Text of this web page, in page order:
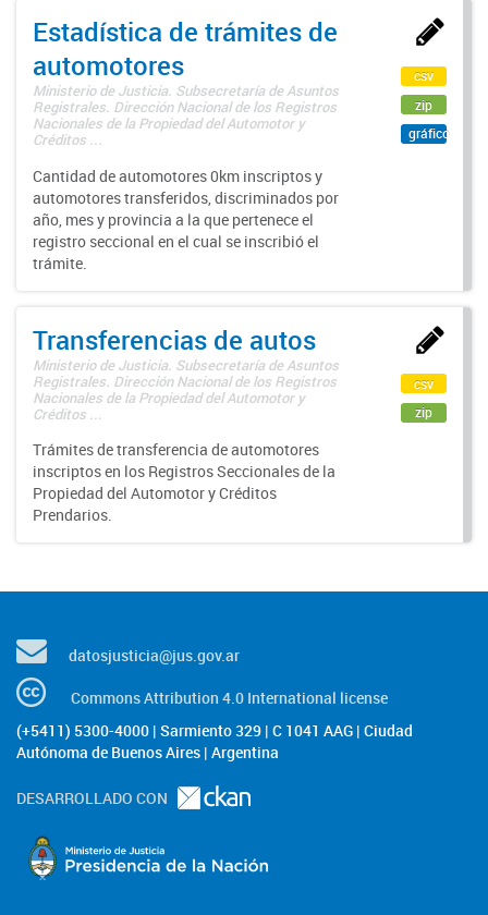
Estadística de trámites de
automotores
Ministerio de Justicia. Subsecretaría de Asuntos
Registrales. Dirección Nacional de los Registros
Nacionales de la Propiedad del Automotor y
Créditos ...
Cantidad de automotores 0km inscriptos y
automotores transferidos, discriminados por
año, mes y provincia a la que pertenece el
registro seccional en el cual se inscribió el
trámite.
csv
zip
gráfico
Transferencias de autos
Ministerio de Justicia. Subsecretaría de Asuntos
Registrales. Dirección Nacional de los Registros
Nacionales de la Propiedad del Automotor y
Créditos ...
Trámites de transferencia de automotores
inscriptos en los Registros Seccionales de la
Propiedad del Automotor y Créditos
Prendarios.
csv
zip
datosjusticia@jus.gov.ar
Commons Attribution 4.0 International license
(+5411) 5300-4000 | Sarmiento 329 | C 1041 AAG | Ciudad
Autónoma de Buenos Aires | Argentina
DESARROLLADO CON